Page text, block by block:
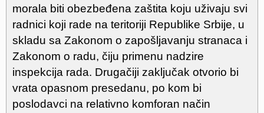
morala biti obezbeđena zaštita koju uživaju svi
radnici koji rade na teritoriji Republike Srbije, u
skladu sa Zakonom o zapošljavanju stranaca i
Zakonom o radu, čiju primenu nadzire
inspekcija rada. Drugačiji zaključak otvorio bi
vrata opasnom presedanu, po kom bi
poslodavci na relativno komforan način